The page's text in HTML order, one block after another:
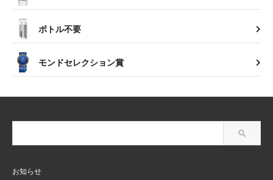
ボトル不要
モンドセレクション賞
お知らせ